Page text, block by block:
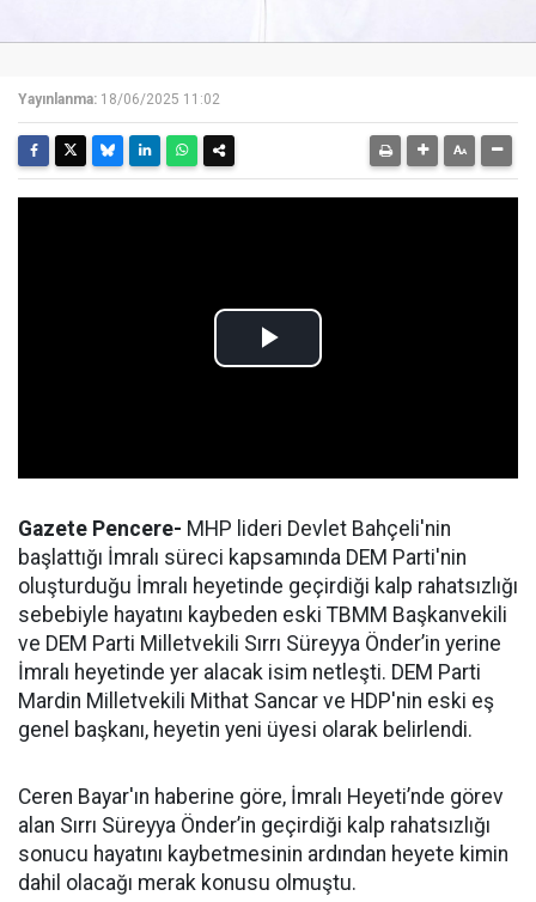
Yayınlanma: 18/06/2025 11:02
Gazete Pencere- MHP lideri Devlet Bahçeli'nin
başlattığı İmralı süreci kapsamında DEM Parti'nin
oluşturduğu İmralı heyetinde geçirdiği kalp rahatsızlığı
sebebiyle hayatını kaybeden eski TBMM Başkanvekili
ve DEM Parti Milletvekili Sırrı Süreyya Önder’in yerine
İmralı heyetinde yer alacak isim netleşti. DEM Parti
Mardin Milletvekili Mithat Sancar ve HDP'nin eski eş
genel başkanı, heyetin yeni üyesi olarak belirlendi.
Ceren Bayar'ın haberine göre, İmralı Heyeti’nde görev
alan Sırrı Süreyya Önder’in geçirdiği kalp rahatsızlığı
sonucu hayatını kaybetmesinin ardından heyete kimin
dahil olacağı merak konusu olmuştu.